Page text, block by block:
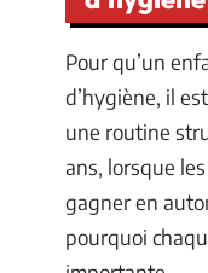
Pour qu’un
d’hygiène, il
une routine
ans, lorsque
gagner en
pourquoi